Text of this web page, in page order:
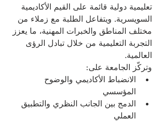
تعليمية دولية قائمة على القيم الأكاديمية
السويسرية. ويتفاعل الطلبة مع زملاء من
مختلف المناطق والخبرات المهنية، ما يعزز
التجربة التعليمية من خلال تبادل الرؤى
العالمية.
وتركّز الجامعة على:
الانضباط الأكاديمي والوضوح
المؤسسي
الدمج بين الجانب النظري والتطبيق
العملي